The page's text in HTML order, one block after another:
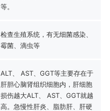
等。
检查生殖系统，有无细菌感染、
霉菌、滴虫等
ALT、 AST、GGT等主要存在于
肝胆心脑肾组织细胞内，肝细胞
损伤越大ALT、 AST、GGT就越
高。急慢性肝炎、脂肪肝、肝硬